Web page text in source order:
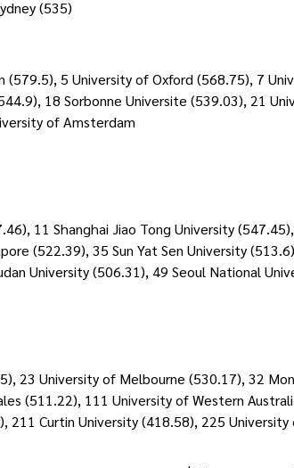
(535)
(579.5), 5 University of Oxford (568.75), 7
18 Sorbonne Universite (539.03), 21
of Amsterdam
11 Shanghai Jiao Tong University
(522.39), 35 Sun Yat Sen University
University (506.31), 49 Seoul National
23 University of Melbourne (530.17), 32
(511.22), 111 University of Western
211 Curtin University (418.58), 225